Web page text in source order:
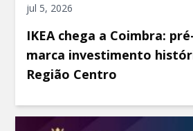
jul 5, 2026
IKEA chega a Coimbra:
marca investimento
Região Centro